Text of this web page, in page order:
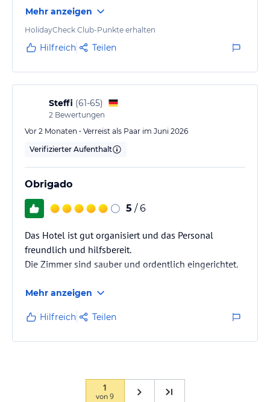
Sehr angenehm sind die Anmeldungen in den zwei
Bedienungsrestaurants. Vorher gab`s Gutscheine ,
wobei die Einlösung problematisch war. Im
Das Personal an den Bars war stets freundlich und
gut drauf.
Mehr anzeigen
HolidayCheck Club-Punkte erhalten
Hilfreich Teilen
Steffi (61-65)
2 Bewertungen
Vor 2 Monaten • Verreist als Paar im Juni 2026
Verifizierter Aufenthalt
Obrigado
5 / 6
Das Hotel ist gut organisiert und das Personal
freundlich und hilfsbereit.
Die Zimmer sind sauber und ordentlich eingerichtet.
Mehr anzeigen
Hilfreich Teilen
1
von9